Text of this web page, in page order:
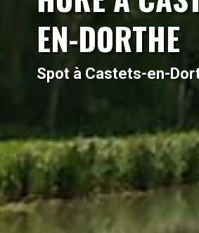
EN-DORTHE
Spot à Castets-en-